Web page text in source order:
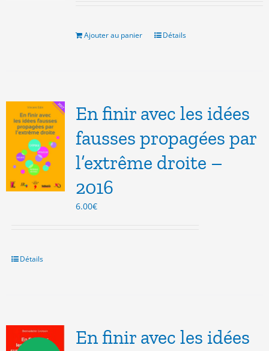
Ajouter au panier Détails
En finir avec les idées
fausses propagées par
l’extrême droite –
2016
6.00€
Détails
En finir avec les idées